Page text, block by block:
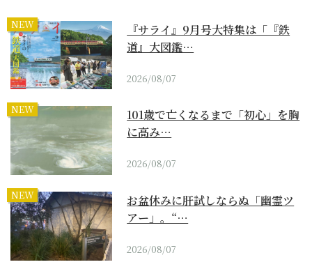
NEW
『サライ』9月号大特集は「『鉄
道』大図鑑…
2026/08/07
NEW
101歳で亡くなるまで「初心」を胸
に高み…
2026/08/07
NEW
お盆休みに肝試しならぬ「幽霊ツ
アー」。“…
2026/08/07